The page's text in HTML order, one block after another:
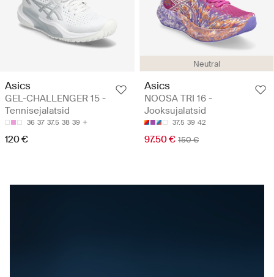
Asics
GEL-CHALLENGER 15 -
Tennisejalatsid
36 37 37.5 38 39
120 €
Neutral
Asics
NOOSA TRI 16 -
Jooksujalatsid
37.5 39 42
97.50 € 150 €